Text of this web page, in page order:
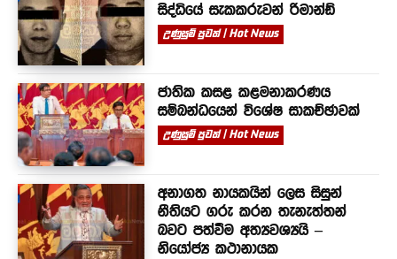
සිද්ධියේ සැකකරුවන් රිමාන්ඩ්
උණුසුම් පුවත් | Hot News
ජාතික කසළ කළමනාකරණය
සම්බන්ධයෙන් විශේෂ සාකච්ඡාවක්
උණුසුම් පුවත් | Hot News
අනාගත නායකයින් ලෙස සිසුන්
නීතියට ගරු කරන තැනැත්තන්
බවට පත්වීම අත්‍යවශ්‍යයි –
නියෝජ්‍ය කථානායක